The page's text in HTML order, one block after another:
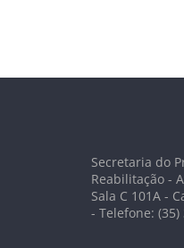
Secretaria do
Reabilitação -
Sala C 101A -
- Telefone: (35)